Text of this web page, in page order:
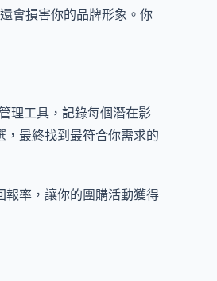
會損害你的品牌形象。你
理工具，記錄每個潛在影
最終找到最符合你需求的
率，讓你的團購活動獲得